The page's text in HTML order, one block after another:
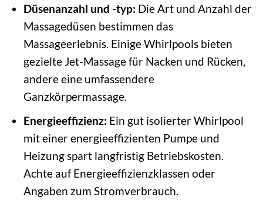
Düsenanzahl und -typ: Die Art und Anzahl der
Massagedüsen bestimmen das
Massageerlebnis. Einige Whirlpools bieten
gezielte Jet-Massage für Nacken und Rücken,
andere eine umfassendere
Ganzkörpermassage.
Energieeffizienz: Ein gut isolierter Whirlpool
mit einer energieeffizienten Pumpe und
Heizung spart langfristig Betriebskosten.
Achte auf Energieeffizienzklassen oder
Angaben zum Stromverbrauch.